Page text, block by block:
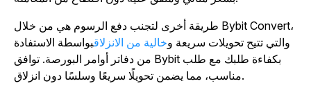
طريقة أخرى لتجنب دفع الرسوم هي من خلال Bybit Convert،
والتي تتيح تحويلات سريعة وخالية من الانزلاقبواسطة الاستفادة
من دفاتر أوامر البورصة. توافق Bybit بكفاءة طلبك مع طلب